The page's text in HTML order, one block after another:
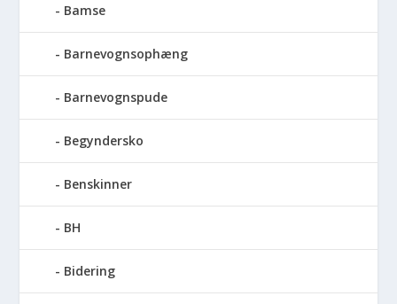
Bamse
Barnevognsophæng
Barnevognspude
Begyndersko
Benskinner
BH
Bidering